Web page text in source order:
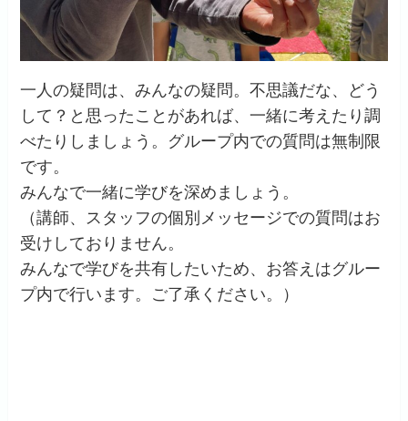
一人の疑問は、みんなの疑問。不思議だな、どう
して？と思ったことがあれば、一緒に考えたり調
べたりしましょう。グループ内での質問は無制限
です。
みんなで一緒に学びを深めましょう。
（講師、スタッフの個別メッセージでの質問はお
受けしておりません。
みんなで学びを共有したいため、お答えはグルー
プ内で行います。ご了承ください。）